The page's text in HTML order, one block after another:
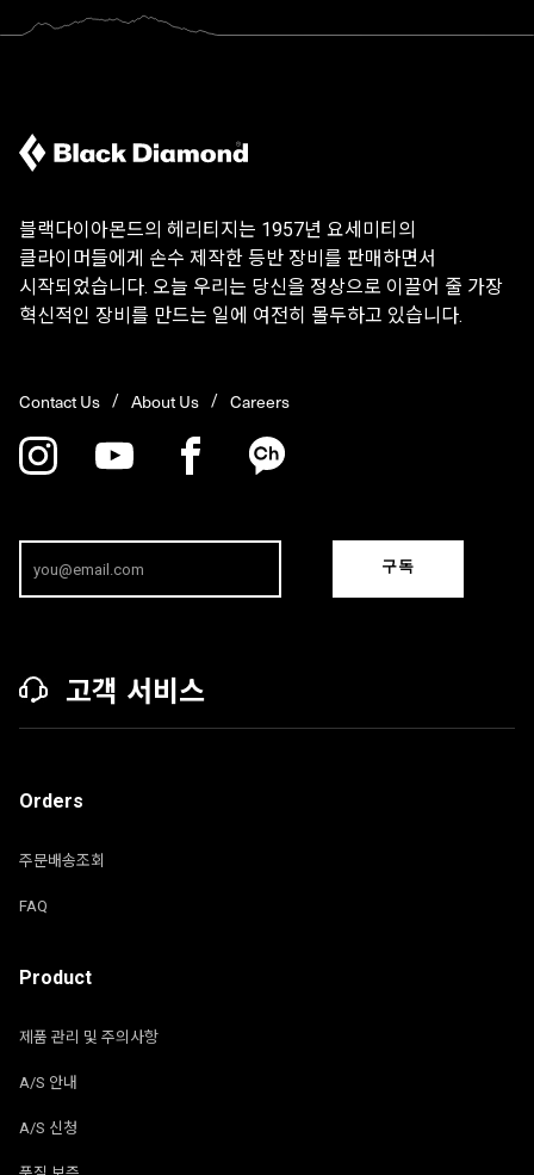
블랙다이아몬드의 헤리티지는 1957년 요세미티의
클라이머들에게 손수 제작한 등반 장비를 판매하면서
시작되었습니다. 오늘 우리는 당신을 정상으로 이끌어 줄 가장
혁신적인 장비를 만드는 일에 여전히 몰두하고 있습니다.
Contact Us About Us Careers
구독
고객 서비스
Orders
주문배송조회
FAQ
Product
제품 관리 및 주의사항
A/S 안내
A/S 신청